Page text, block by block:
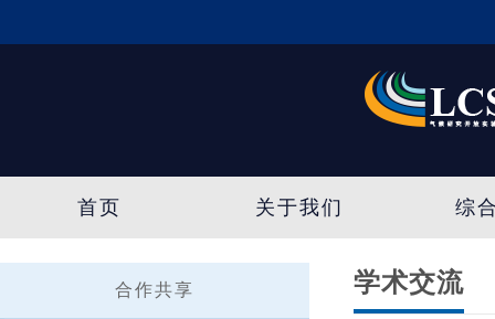
首页 关于我们 综
合作共享 学术交流